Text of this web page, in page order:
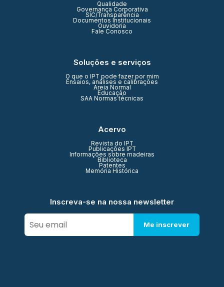
Qualidade
Governança Corporativa
SIC/Transparência
Documentos Institucionais
Ouvidoria
Fale Conosco
Soluções e serviços
O que o IPT pode fazer por mim
Ensaios, análises e calibrações
Areia Normal
Educação
SAA Normas técnicas
Acervo
Revista do IPT
Publicações IPT
Informações sobre madeiras
Biblioteca
Patentes
Memória Histórica
Inscreva-se na nossa newsletter
Me inscrever